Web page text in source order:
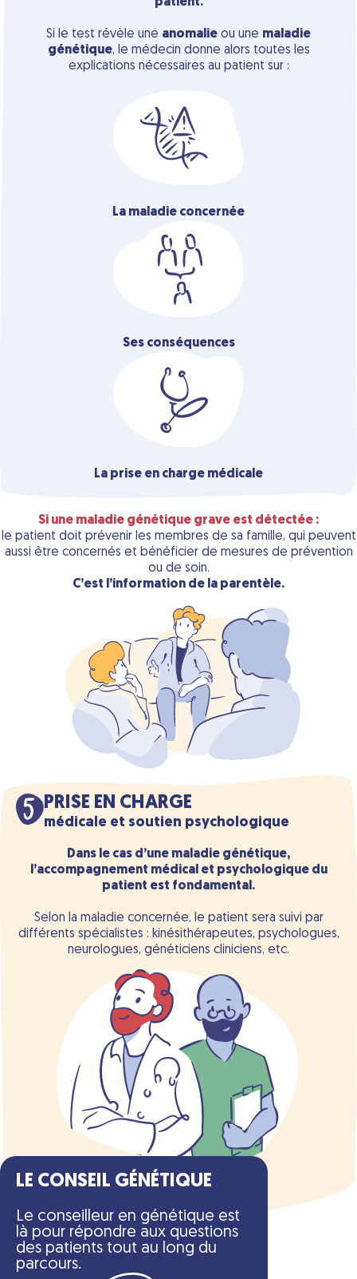
Si le test révèle une anomalie ou une maladie
génétique, le médecin donne alors toutes les
explications nécessaires au patient sur :
La maladie concernée
Ses conséquences
La prise en charge médicale
Si une maladie génétique grave est détectée :
le patient doit prévenir les membres de sa famille, qui peuvent
aussi être concernés et bénéficier de mesures de prévention
ou de soin.
C’est l’information de la parentèle.
PRISE EN CHARGE
médicale et soutien psychologique
Dans le cas d’une maladie génétique,
l’accompagnement médical et psychologique du
patient est fondamental.
Selon la maladie concernée, le patient sera suivi par
différents spécialistes : kinésithérapeutes, psychologues,
neurologues, généticiens cliniciens, etc.
LE CONSEIL GÉNÉTIQUE
Le conseilleur en génétique est
là pour répondre aux questions
des patients tout au long du
parcours.